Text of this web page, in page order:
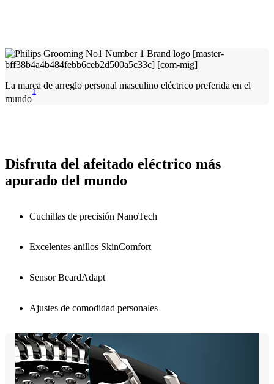
La marca de arreglo personal masculino eléctrico preferida en el
mundo
1
Disfruta del afeitado eléctrico más
apurado del mundo
Cuchillas de precisión NanoTech
Excelentes anillos SkinComfort
Sensor BeardAdapt
Ajustes de comodidad personales